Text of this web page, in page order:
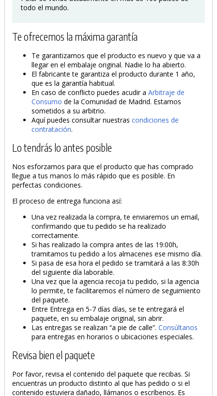
PRODUCTO AÑADIDO AL CARRITO
todo el mundo.
Te ofrecemos la máxima garantía
Te garantizamos que el producto es nuevo y que va a
llegar en el embalaje original. Nadie lo ha abierto.
El fabricante te garantiza el producto durante 1 año,
que es la garantía habitual.
En caso de conflicto puedes acudir aArbitraje de
Consumo de la Comunidad de Madrid. Estamos
sometidos a su arbitrio.
Aquí puedes consultar nuestrascondiciones de
contratación.
Lo tendrás lo antes posible
Nos esforzamos para que el producto que has comprado
llegue a tus manos lo más rápido que es posible. En
perfectas condiciones.
El proceso de entrega funciona así:
Una vez realizada la compra, te enviaremos un email,
confirmando que tu pedido se ha realizado
correctamente.
Si has realizado la compra antes de las 19:00h,
tramitamos tu pedido a los almacenes ese mismo día.
Si pasa de esa hora el pedido se tramitará a las 8:30h
del siguiente día laborable.
Una vez que la agencia recoja tu pedido, si la agencia
lo permite, te facilitaremos el número de seguimiento
del paquete.
Entre Entrega en 5-7 días días, se te entregará el
paquete, en su embalaje original, sin abrir.
Las entregas se realizan “a pie de calle”.Consúltanos
para entregas en horarios o ubicaciones especiales.
Revisa bien el paquete
Por favor, revisa el contenido del paquete que recibas. Si
encuentras un producto distinto al que has pedido o si el
contenido estuviera dañado, llámanos o escríbenos. Es